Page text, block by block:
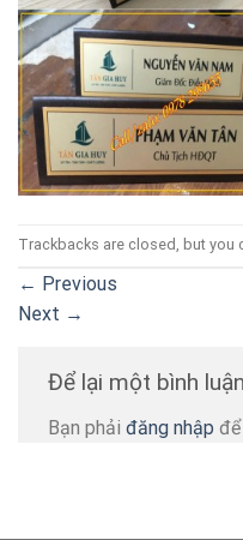
Trackbacks are closed, but you
← Previous
Next →
Để lại một bình luận
Bạn phải đăng nhập để